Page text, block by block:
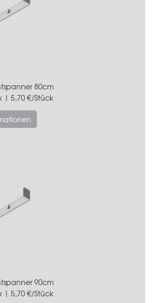
80cm
| 5,70 €/Stück
90cm
| 5,70 €/Stück